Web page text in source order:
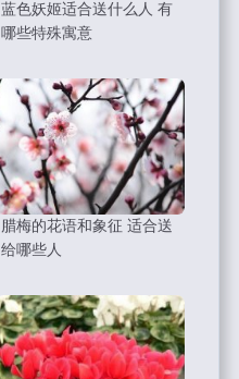
蓝色妖姬适合送什么人 有
哪些特殊寓意
腊梅的花语和象征 适合送
给哪些人